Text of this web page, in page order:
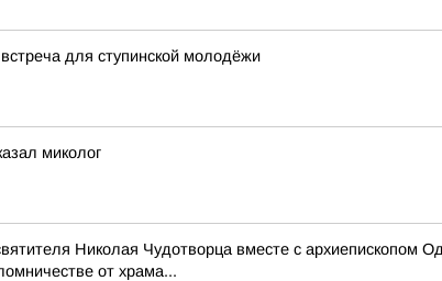
для ступинской молодёжи
миколог
Николая Чудотворца вместе с архиепископом
от храма...